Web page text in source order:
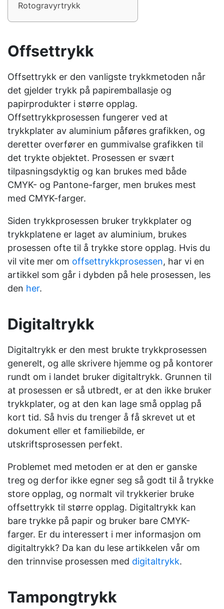
Rotogravyrtrykk
Offsettrykk
Offsettrykk er den vanligste trykkmetoden når
det gjelder trykk på papiremballasje og
papirprodukter i større opplag.
Offsettrykkprosessen fungerer ved at
trykkplater av aluminium påføres grafikken, og
deretter overfører en gummivalse grafikken til
det trykte objektet. Prosessen er svært
tilpasningsdyktig og kan brukes med både
CMYK- og Pantone-farger, men brukes mest
med CMYK-farger.
Siden trykkprosessen bruker trykkplater og
trykkplatene er laget av aluminium, brukes
prosessen ofte til å trykke store opplag. Hvis du
vil vite mer om offsettrykkprosessen, har vi en
artikkel som går i dybden på hele prosessen, les
den her.
Digitaltrykk
Digitaltrykk er den mest brukte trykkprosessen
generelt, og alle skrivere hjemme og på kontorer
rundt om i landet bruker digitaltrykk. Grunnen til
at prosessen er så utbredt, er at den ikke bruker
trykkplater, og at den kan lage små opplag på
kort tid. Så hvis du trenger å få skrevet ut et
dokument eller et familiebilde, er
utskriftsprosessen perfekt.
Problemet med metoden er at den er ganske
treg og derfor ikke egner seg så godt til å trykke
store opplag, og normalt vil trykkerier bruke
offsettrykk til større opplag. Digitaltrykk kan
bare trykke på papir og bruker bare CMYK-
farger. Er du interessert i mer informasjon om
digitaltrykk? Da kan du lese artikkelen vår om
den trinnvise prosessen med digitaltrykk.
Tampongtrykk